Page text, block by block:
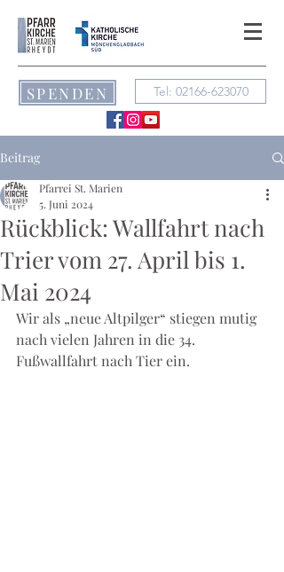
SPENDEN Tel: 02166-623070
Beitrag
Rückblick: Wallfahrt nach
Trier vom 27. April bis 1.
Mai 2024
Pfarrei St. Marien
5. Juni 2024
Wir als „neue Altpilger“ stiegen mutig
nach vielen Jahren in die 34.
Fußwallfahrt nach Tier ein.